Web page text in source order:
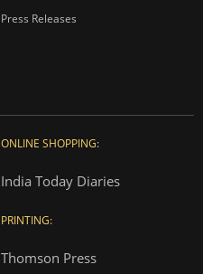
Press Releases
ONLINE SHOPPING:
India Today Diaries
PRINTING:
Thomson Press